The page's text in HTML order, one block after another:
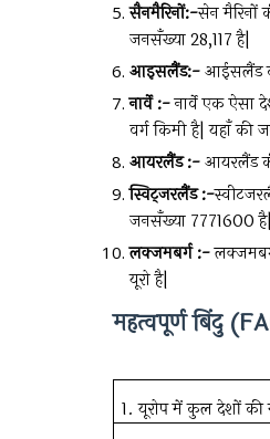
सैनमैरिनों:-सेन मैरिनों
जनसँख्या 28,117 है|
आइसलैंड:-आईसलैंड
नार्वे :-नार्वे एक ऐसा
वर्ग किमी है| यहाँ की
आयरलैंड :-आयरलैंड
स्विट्जरलैंड :-
जनसँख्या 7771600 है|
लक्जमबर्ग :-
यूरो है|
महत्वपूर्ण बिंदु
1.यूरोप में कुल देशों